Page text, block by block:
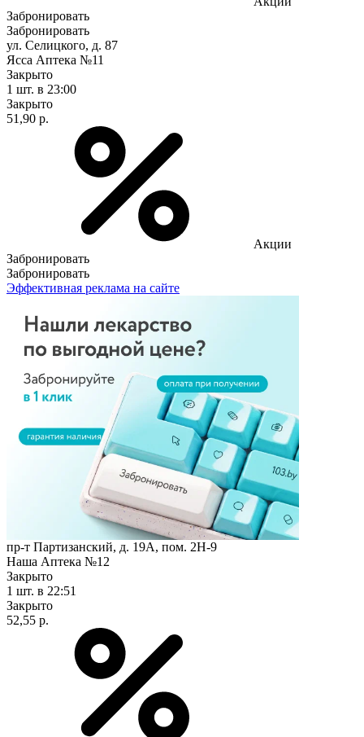
Забронировать
Забронировать
ул. Селицкого, д. 87
Ясса Аптека №11
Закрыто
1 шт. в 23:00
Закрыто
51,90 р.
Акции
Забронировать
Забронировать
Эффективная реклама на сайте
пр-т Партизанский, д. 19А, пом. 2Н-9
Наша Аптека №12
Закрыто
1 шт. в 22:51
Закрыто
52,55 р.